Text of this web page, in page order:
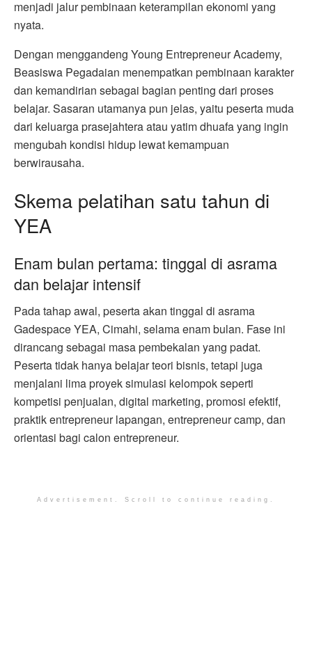
menjadi jalur pembinaan keterampilan ekonomi yang
nyata.
Dengan menggandeng Young Entrepreneur Academy,
Beasiswa Pegadaian menempatkan pembinaan karakter
dan kemandirian sebagai bagian penting dari proses
belajar. Sasaran utamanya pun jelas, yaitu peserta muda
dari keluarga prasejahtera atau yatim dhuafa yang ingin
mengubah kondisi hidup lewat kemampuan
berwirausaha.
Skema pelatihan satu tahun di
YEA
Enam bulan pertama: tinggal di asrama
dan belajar intensif
Pada tahap awal, peserta akan tinggal di asrama
Gadespace YEA, Cimahi, selama enam bulan. Fase ini
dirancang sebagai masa pembekalan yang padat.
Peserta tidak hanya belajar teori bisnis, tetapi juga
menjalani lima proyek simulasi kelompok seperti
kompetisi penjualan, digital marketing, promosi efektif,
praktik entrepreneur lapangan, entrepreneur camp, dan
orientasi bagi calon entrepreneur.
Advertisement. Scroll to continue reading.